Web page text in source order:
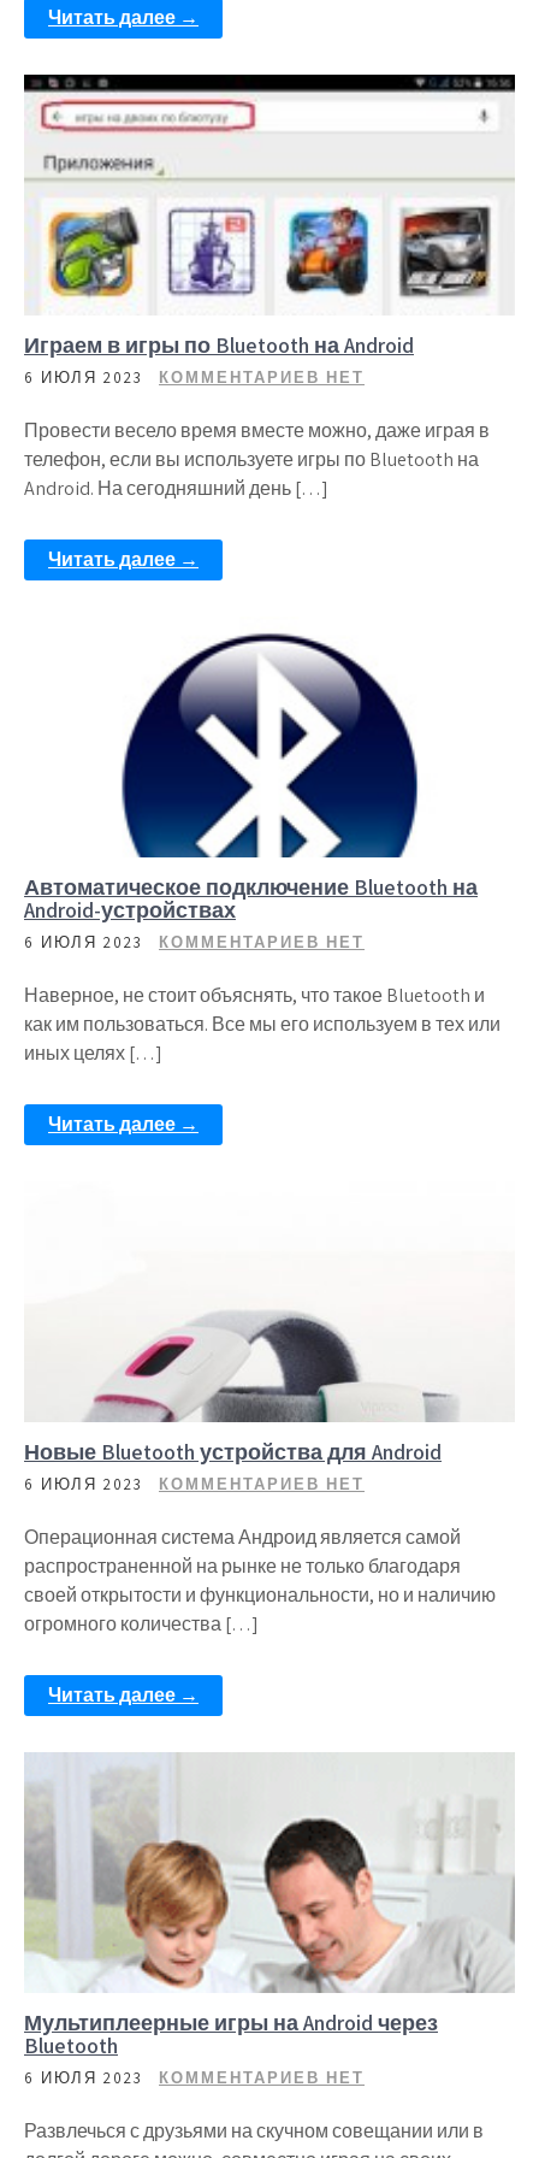
Читать далее →
Играем в игры по Bluetooth на Android
6 ИЮЛЯ 2023 КОММЕНТАРИЕВ НЕТ
Провести весело время вместе можно, даже играя в
телефон, если вы используете игры по Bluetooth на
Android. На сегодняшний день […]
Читать далее →
Автоматическое подключение Bluetooth на
Android-устройствах
6 ИЮЛЯ 2023 КОММЕНТАРИЕВ НЕТ
Наверное, не стоит объяснять, что такое Bluetooth и
как им пользоваться. Все мы его используем в тех или
иных целях […]
Читать далее →
Новые Bluetooth устройства для Android
6 ИЮЛЯ 2023 КОММЕНТАРИЕВ НЕТ
Операционная система Андроид является самой
распространенной на рынке не только благодаря
своей открытости и функциональности, но и наличию
огромного количества […]
Читать далее →
Мультиплеерные игры на Android через
Bluetooth
6 ИЮЛЯ 2023 КОММЕНТАРИЕВ НЕТ
Развлечься с друзьями на скучном совещании или в